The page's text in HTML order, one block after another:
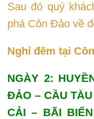
Sau đó quý
phá Côn Đảo về
Nghỉ đêm tại
NGÀY 2:
ĐẢO – CẦU
CẢI – BÃI